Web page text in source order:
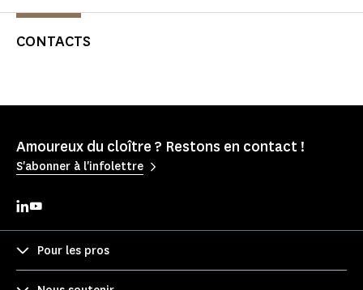
CONTACTS
Amoureux du cloître ? Restons en contact !
S'abonner à l'infolettre
Pour les pros